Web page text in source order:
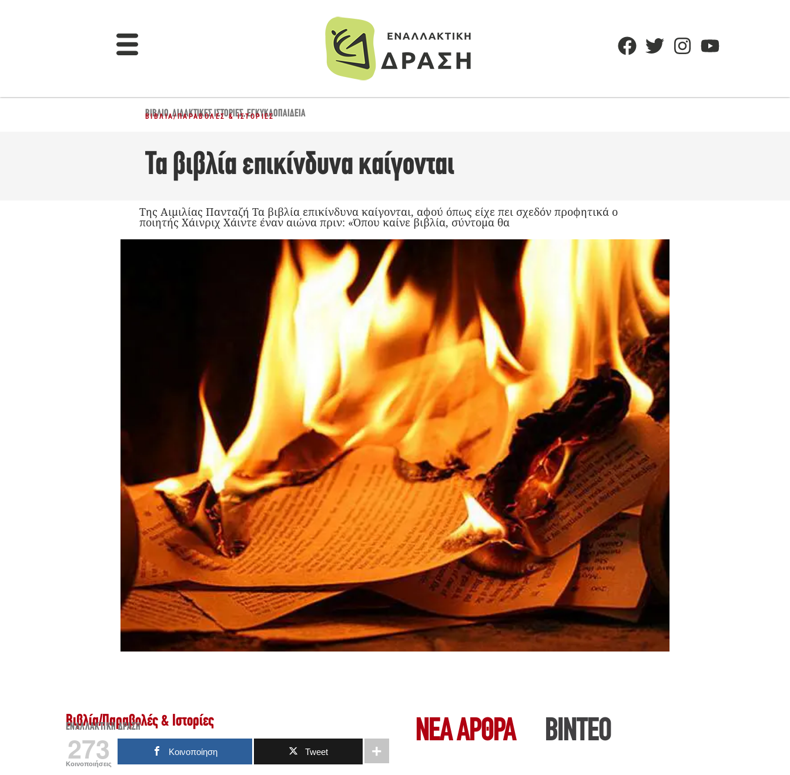
ΒΙΒΛΊΟ,ΔΙΔΑΚΤΙΚΈΣ ΙΣΤΟΡΊΕΣ,ΕΓΚΥΚΛΟΠΑΙΔΕΙΑ
ΒΙΒΛΊΑ/ΠΑΡΑΒΟΛΈΣ & ΙΣΤΟΡΊΕΣ
Τα βιβλία επικίνδυνα καίγονται
Της Αιμιλίας Πανταζή Τα βιβλία επικίνδυνα καίγονται, αφού όπως είχε πει σχεδόν προφητικά ο
ποιητής Χάινριχ Χάιντε έναν αιώνα πριν: «Όπου καίνε βιβλία, σύντομα θα
Βιβλία/Παραβολές & Ιστορίες
ΕΝΑΛΛΑΚΤΙΚΉ ΔΡΆΣΗ
273
Κοινοποιήσεις
Κοινοποίηση Tweet
ΝΕΑ ΆΡΘΡΑ ΒΙΝΤΕΟ